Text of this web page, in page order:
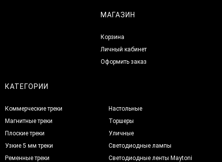
МАГАЗИН
Корзина
Личный кабинет
Оформить заказ
КАТЕГОРИИ
Коммерческие треки
Магнитные треки
Плоские треки
Узкие 5 мм треки
Ременные треки
Настольные
Торшеры
Уличные
Светодиодные лампы
Светодиодные ленты Maytoni